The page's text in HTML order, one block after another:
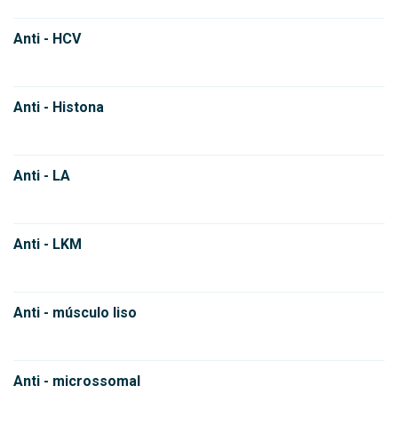
Anti - HCV
Anti - Histona
Anti - LA
Anti - LKM
Anti - músculo liso
Anti - microssomal